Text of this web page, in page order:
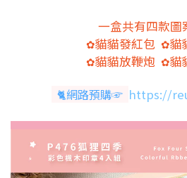
一盒共有四款圖
✿貓貓發紅包 ✿貓
✿貓貓放鞭炮 ✿貓
🐈網路預購☞ https://